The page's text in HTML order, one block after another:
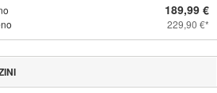
189,99 €
229,90 €